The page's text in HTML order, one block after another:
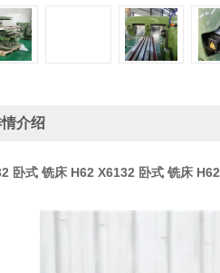
介绍
卧式 铣床 H62 X6132 卧式 铣床 H62